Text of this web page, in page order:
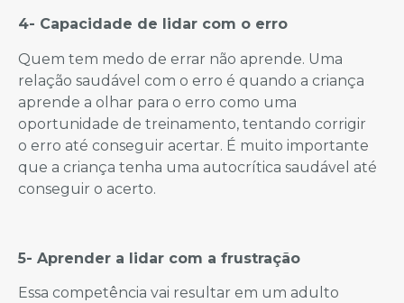
4- Capacidade de lidar com o erro
Quem tem medo de errar não aprende. Uma
relação saudável com o erro é quando a criança
aprende a olhar para o erro como uma
oportunidade de treinamento, tentando corrigir
o erro até conseguir acertar. É muito importante
que a criança tenha uma autocrítica saudável até
conseguir o acerto.
5- Aprender a lidar com a frustração
Essa competência vai resultar em um adulto